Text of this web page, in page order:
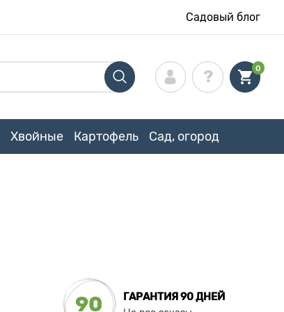
Садовый блог
0
Хвойные Картофель Сад, огород
90
ГАРАНТИЯ 90 ДНЕЙ